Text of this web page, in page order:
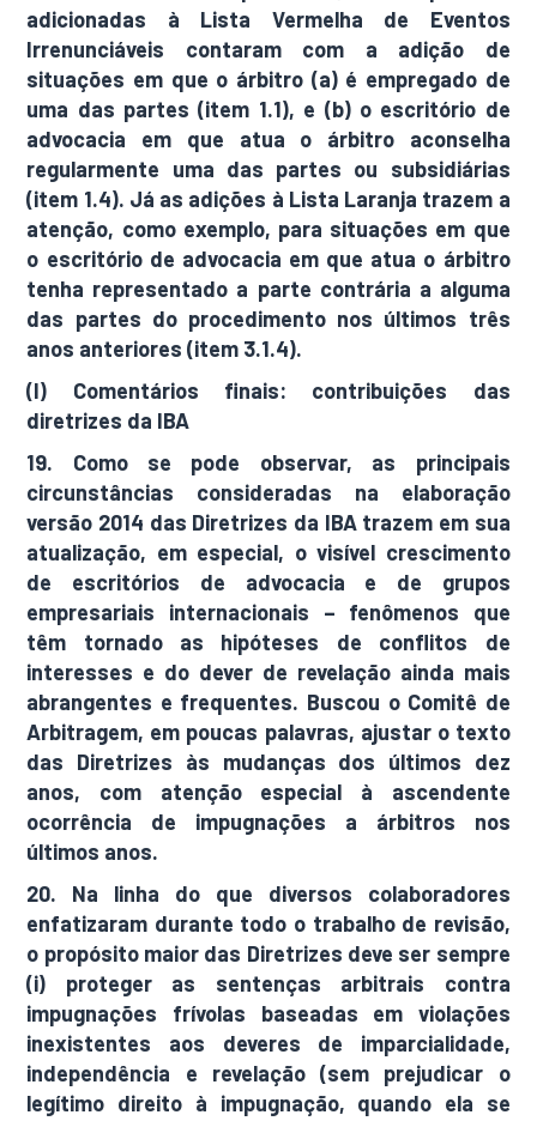
adicionadas à Lista Vermelha de Eventos
Irrenunciáveis contaram com a adição de
situações em que o árbitro (a) é empregado de
uma das partes (item 1.1), e (b) o escritório de
advocacia em que atua o árbitro aconselha
regularmente uma das partes ou subsidiárias
(item 1.4). Já as adições à Lista Laranja trazem a
atenção, como exemplo, para situações em que
o escritório de advocacia em que atua o árbitro
tenha representado a parte contrária a alguma
das partes do procedimento nos últimos três
anos anteriores (item 3.1.4).
(I) Comentários finais: contribuições das
diretrizes da IBA
19. Como se pode observar, as principais
circunstâncias consideradas na elaboração
versão 2014 das Diretrizes da IBA trazem em sua
atualização, em especial, o visível crescimento
de escritórios de advocacia e de grupos
empresariais internacionais – fenômenos que
têm tornado as hipóteses de conflitos de
interesses e do dever de revelação ainda mais
abrangentes e frequentes. Buscou o Comitê de
Arbitragem, em poucas palavras, ajustar o texto
das Diretrizes às mudanças dos últimos dez
anos, com atenção especial à ascendente
ocorrência de impugnações a árbitros nos
últimos anos.
20. Na linha do que diversos colaboradores
enfatizaram durante todo o trabalho de revisão,
o propósito maior das Diretrizes deve ser sempre
(i) proteger as sentenças arbitrais contra
impugnações frívolas baseadas em violações
inexistentes aos deveres de imparcialidade,
independência e revelação (sem prejudicar o
legítimo direito à impugnação, quando ela se